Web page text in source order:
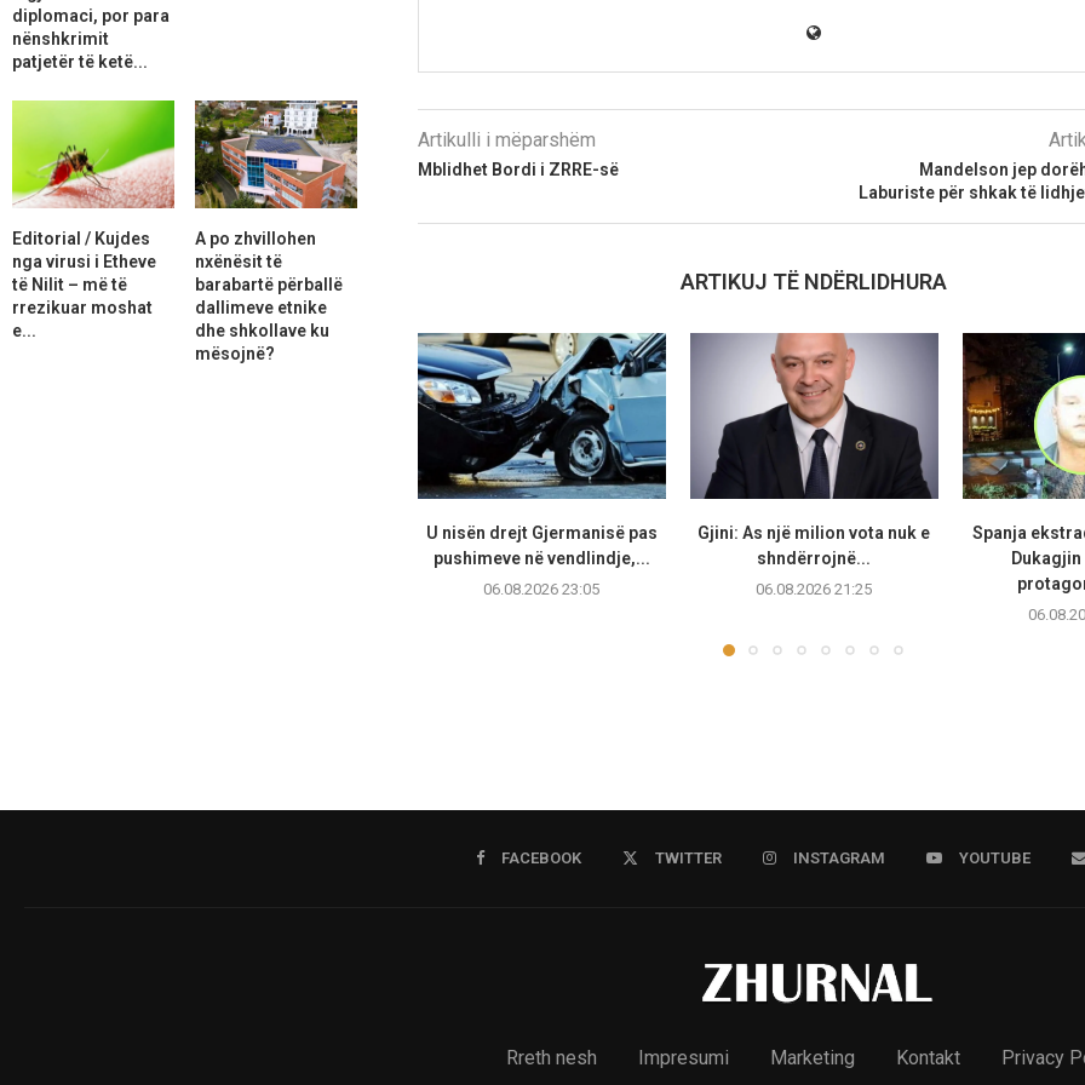
Artikulli i mëparshëm
Mblidhet Bordi i ZRRE-së
Mandelson jep
Laburiste për shkak të
ARTIKUJ TË NDËRLIDHURA
U nisën drejt Gjermanisë pas
pushimeve në vendlindje,...
06.08.2026 23:05
Gjini: As një milion vota nuk e
shndërrojnë...
06.08.2026 21:25
Spanja
diplomaci, por para
nënshkrimit
patjetër të ketë...
Editorial / Kujdes
nga virusi i Etheve
të Nilit – më të
rrezikuar moshat
e...
A po zhvillohen
nxënësit të
barabartë përballë
dallimeve etnike
dhe shkollave ku
mësojnë?
FACEBOOK TWITTER INSTAGRAM YOUTUBE
Rreth nesh Impresumi Marketing Kontakt Privacy